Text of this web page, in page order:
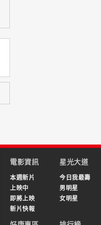
電影資訊
本週新片
上映中
即將上映
新片快報
星光大道
今日我最壽
男明星
女明星